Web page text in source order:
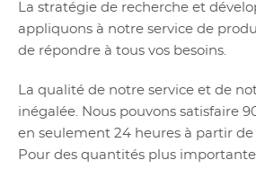
La stratégie de recherche et
appliquons à notre service de
de répondre à tous vos besoins.
La qualité de notre service et de
inégalée. Nous pouvons satisfaire
en seulement 24 heures à partir de
Pour des quantités plus